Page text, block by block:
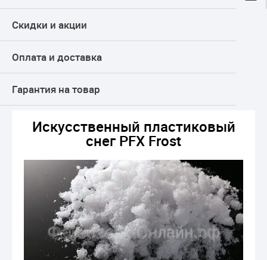
Скидки и акции
Оплата и доставка
Гарантия на товар
Онлайн-гипермаркет
КАТАЛОГ
Искусственный снег
Полимерный снег
Искусственный пластиковый снег PFX Frost
Искусственный пластиковый
снег PFX Frost